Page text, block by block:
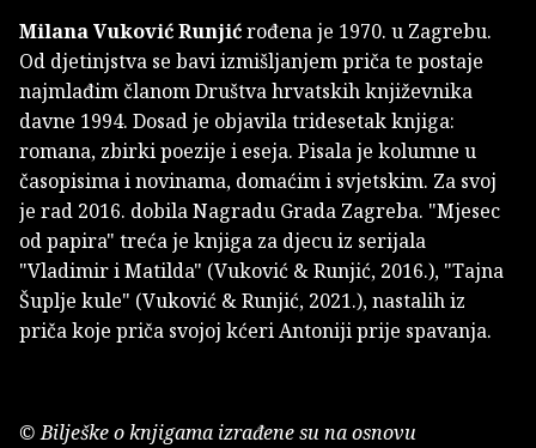
Milana Vuković Runjićrođena je 1970. u Zagrebu.
Od djetinjstva se bavi izmišljanjem priča te postaje
najmlađim članom Društva hrvatskih književnika
davne 1994. Dosad je objavila tridesetak knjiga:
romana, zbirki poezije i eseja. Pisala je kolumne u
časopisima i novinama, domaćim i svjetskim. Za svoj
je rad 2016. dobila Nagradu Grada Zagreba. "Mjesec
od papira" treća je knjiga za djecu iz serijala
"Vladimir i Matilda" (Vuković & Runjić, 2016.), "Tajna
Šuplje kule" (Vuković & Runjić, 2021.), nastalih iz
priča koje priča svojoj kćeri Antoniji prije spavanja.
© Bilješke o knjigama izrađene su na osnovu